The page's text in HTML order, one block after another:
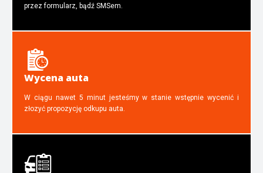
przez formularz, bądź SMSem.
Wycena auta
W ciągu nawet 5 minut jesteśmy w stanie wstępnie wycenić i
złozyć propozycję odkupu auta.